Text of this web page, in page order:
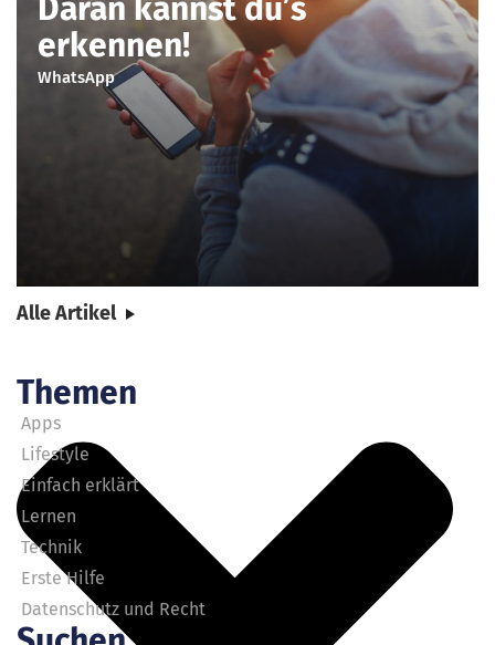
Daran kannst du’s
erkennen!
WhatsApp
Alle Artikel
Themen
Apps
Lifestyle
Einfach erklärt
Lernen
Technik
Erste Hilfe
Datenschutz und Recht